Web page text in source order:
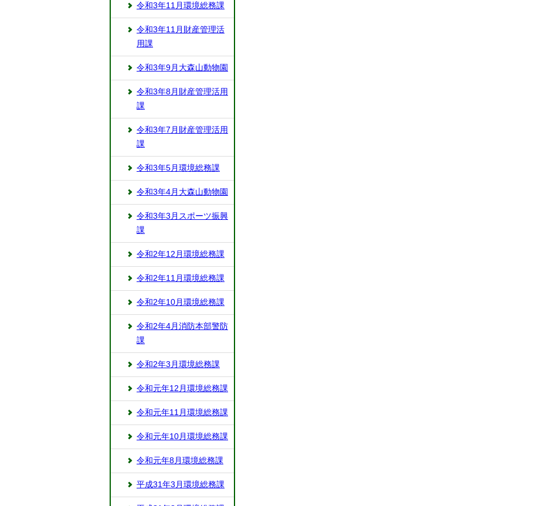
令和3年11月環境総務課
令和3年11月財産管理活
用課
令和3年9月大森山動物園
令和3年8月財産管理活用
課
令和3年7月財産管理活用
課
令和3年5月環境総務課
令和3年4月大森山動物園
令和3年3月スポーツ振興
課
令和2年12月環境総務課
令和2年11月環境総務課
令和2年10月環境総務課
令和2年4月消防本部警防
課
令和2年3月環境総務課
令和元年12月環境総務課
令和元年11月環境総務課
令和元年10月環境総務課
令和元年8月環境総務課
平成31年3月環境総務課